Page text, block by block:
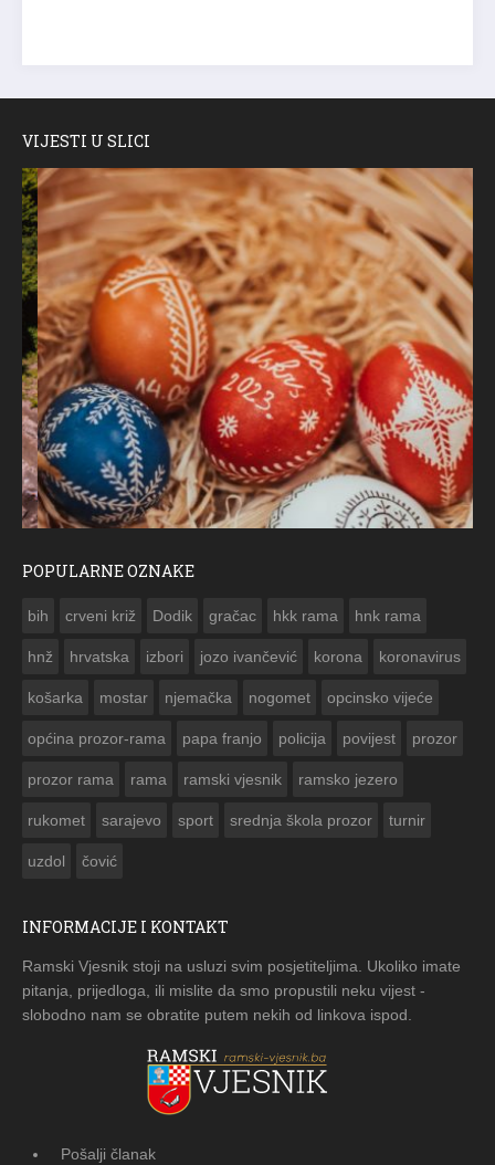
VIJESTI U SLICI
POPULARNE OZNAKE
bih crveni križ Dodik gračac hkk rama hnk rama
hnž hrvatska izbori jozo ivančević korona koronavirus
košarka mostar njemačka nogomet opcinsko vijeće
općina prozor-rama papa franjo policija povijest prozor
prozor rama rama ramski vjesnik ramsko jezero
rukomet sarajevo sport srednja škola prozor turnir
uzdol čović
INFORMACIJE I KONTAKT
Ramski Vjesnik stoji na usluzi svim posjetiteljima. Ukoliko imate
pitanja, prijedloga, ili mislite da smo propustili neku vijest -
slobodno nam se obratite putem nekih od linkova ispod.
Pošalji članak